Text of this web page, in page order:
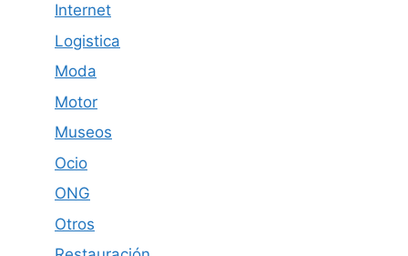
Internet
Logistica
Moda
Motor
Museos
Ocio
ONG
Otros